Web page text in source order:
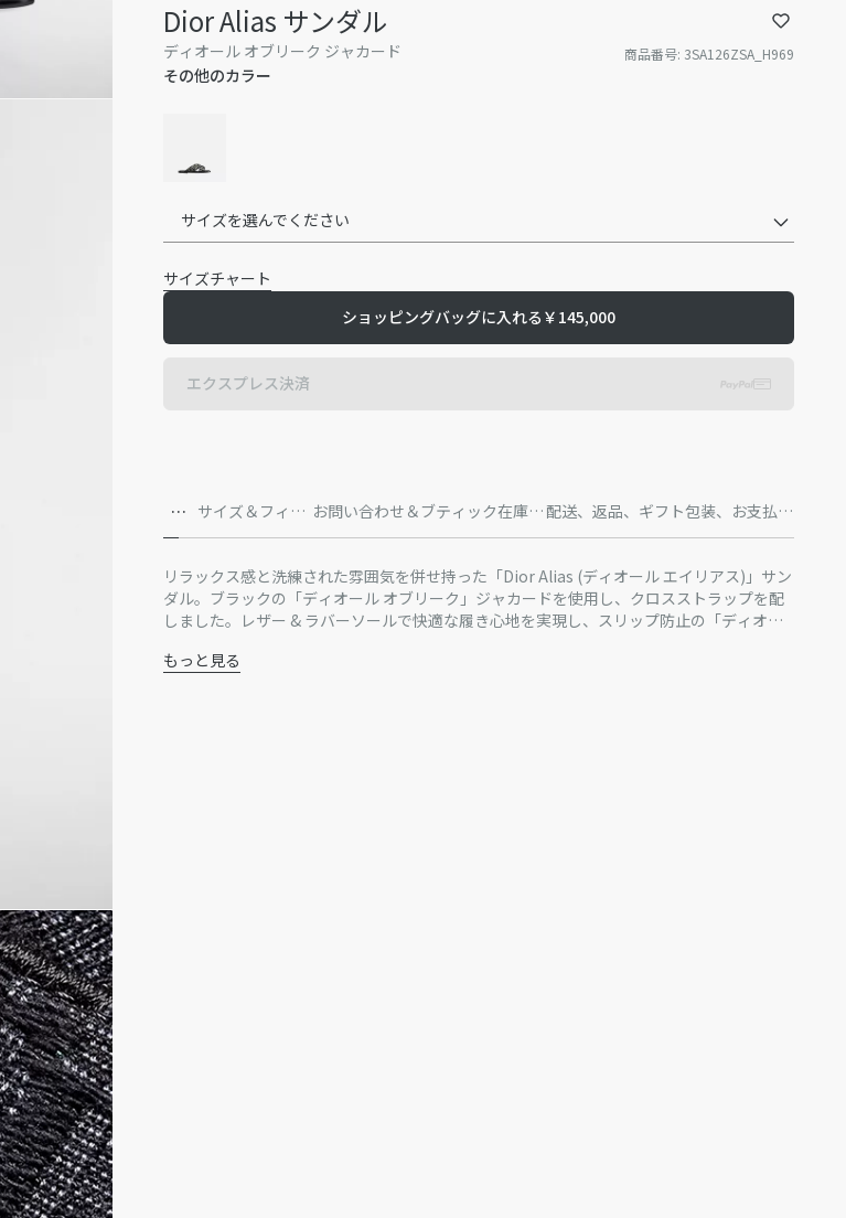
Dior Alias サンダル
ディオール オブリーク ジャカード 商品番号: 3SA126ZSA_H969
その他のカラー
サイズを選んでください
サイズチャート
ショッピングバッグに入れる ￥145,000
エクスプレス決済
詳
細
サイズ＆フィッ
ト
お問い合わせ＆ブティック在庫状
況
配送、返品、ギフト包装、お支払方
法
リラックス感と洗練された雰囲気を併せ持った「Dior Alias (ディオール エイリアス)」サン
ダル。ブラックの「ディオール オブリーク」ジャカードを使用し、クロスストラップを配
しました。レザー & ラバーソールで快適な履き心地を実現し、スリップ防止の「ディオー
に幅広くマッチする一足です。
主な素材：コットン、テクニカル ファブリック
もっと見る